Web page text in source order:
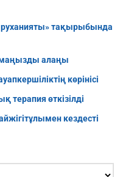
руханияты» тақырыбында
алаңы
көрінісі
терапия өткізілді
кездесті